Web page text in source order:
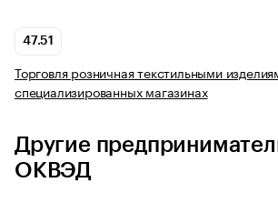
47.51
Торговля розничная текстильными
специализированных магазинах
Другие
ОКВЭД